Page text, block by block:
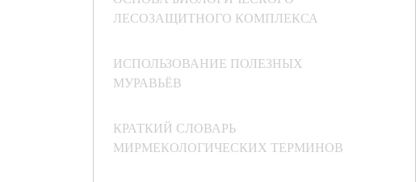
ЛЕСОЗАЩИТНОГО КОМПЛЕКСА
ИСПОЛЬЗОВАНИЕ ПОЛЕЗНЫХ
МУРАВЬЁВ
КРАТКИЙ СЛОВАРЬ
МИРМЕКОЛОГИЧЕСКИХ ТЕРМИНОВ